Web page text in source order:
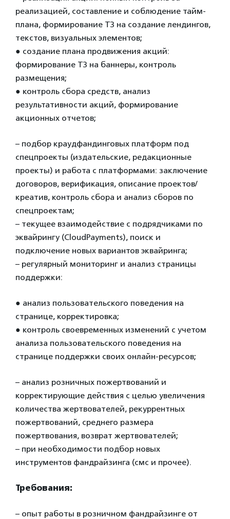
реализацией, составление и соблюдение тайм-
плана, формирование ТЗ на создание лендингов,
текстов, визуальных элементов;
● создание плана продвижения акций:
формирование ТЗ на баннеры, контроль
размещения;
● контроль сбора средств, анализ
результативности акций, формирование
акционных отчетов;
– подбор краудфандинговых платформ под
спецпроекты (издательские, редакционные
проекты) и работа с платформами: заключение
договоров, верификация, описание проектов/
креатив, контроль сбора и анализ сборов по
спецпроектам;
– текущее взаимодействие с подрядчиками по
эквайрингу (CloudPayments), поиск и
подключение новых вариантов эквайринга;
– регулярный мониторинг и анализ страницы
поддержки:
● анализ пользовательского поведения на
странице, корректировка;
● контроль своевременных изменений с учетом
анализа пользовательского поведения на
странице поддержки своих онлайн-ресурсов;
– анализ розничных пожертвований и
корректирующие действия с целью увеличения
количества жертвователей, рекуррентных
пожертвований, среднего размера
пожертвования, возврат жертвователей;
– при необходимости подбор новых
инструментов фандрайзинга (смс и прочее).
Требования:
– опыт работы в розничном фандрайзинге от